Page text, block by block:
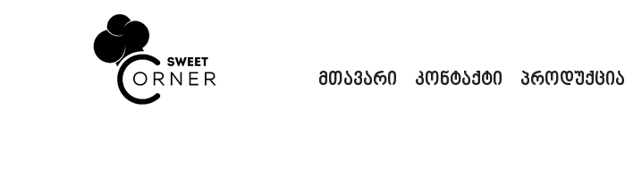
მთავარი კონტაქტი პროდუქცია